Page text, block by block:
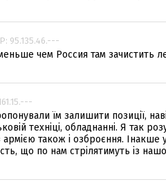
95.135.46.---
чем Россия там зачистить
їм залишити позиції,
техніці, обладнанні. Я так
також і озброєння. Інакше
що по нам стрілятимуть із